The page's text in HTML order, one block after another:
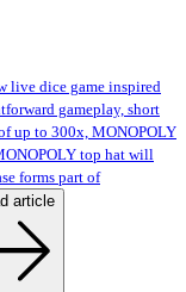
live dice game inspired
gameplay, short
up to 300x, MONOPOLY
top hat will
forms part of
article